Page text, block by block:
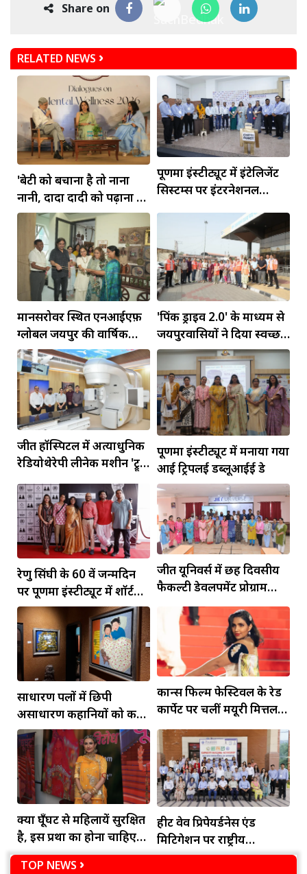
Share on
RELATED NEWS
'बेटी को बचाना है तो नाना
नानी, दादा दादी को पढ़ाना है'
- नीना गुप्ता
पूर्णिमा इंस्टीट्यूट में इंटेलिजेंट
सिस्टम्स पर इंटरनेशनल
मानसरोवर स्थित एनआईएफ़
ग्लोबल जयपुर की वार्षिक
प्रदर्शनी ‘मार्मिक’ का उद्घाटन
'पिंक ड्राइव 2.0' के माध्यम से
जयपुरवासियों ने दिया स्वच्छ
शहर का संदेश
जीत हॉस्पिटल में अत्याधुनिक
रेडियोथेरेपी लीनेक मशीन 'ट्रू
बीम' का हुआ उद्घाटन
पूर्णिमा इंस्टीट्यूट में मनाया गया
आई ट्रिपलई डब्लूआईई डे
रेणु सिंघी के 60 वें जन्मदिन
पर पूर्णिमा इंस्टीट्यूट में शॉर्ट
फिल्म 'गोइंग सोलो' की हुई
स्क्रीनिंग
जीत यूनिवर्स में छह दिवसीय
फैकल्टी डेवलपमेंट प्रोग्राम
आयोजित
साधारण पलों में छिपी
असाधारण कहानियों को कला
के माध्यम से किया शोकेस
कान्स फिल्म फेस्टिवल के रेड
कार्पेट पर चलीं मयूरी मित्तल,
बचपन का सपना हुआ साकार
क्या घूँघट से महिलायें सुरक्षित
है, इस प्रथा का होना चाहिए
अंत - रुचि गुर्जर
हीट वेव प्रिपेयर्डनेस एंड
मिटिगेशन पर राष्ट्रीय
कार्यशाला आयोजित
TOP NEWS